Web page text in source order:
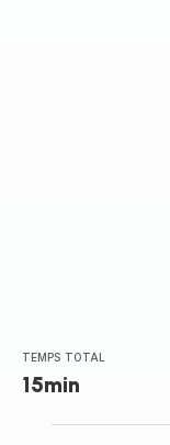
TEMPS TOTAL
15min